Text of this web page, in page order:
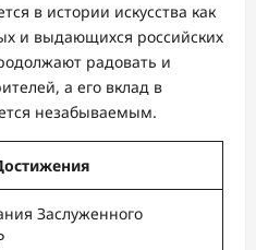
в истории искусства как
и выдающихся российских
радовать и
а его вклад в
незабываемым.
Заслуженного